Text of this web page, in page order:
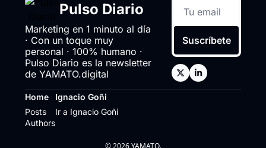
Pulso Diario
Marketing en 1 minuto al día
· Con un toque muy
personal · 100% humano ·
Pulso Diario es la newsletter
de YAMATO.digital
Suscríbete
Home
Posts
Authors
Ignacio Goñi
Ir a Ignacio Goñi
© 2026 YAMATO.